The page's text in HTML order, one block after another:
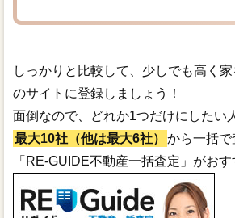
しっかりと比較して、少しでも高く
のサイトに登録しましょう！
面倒なので、どれか1つだけにしたい
最大10社（他は最大6社）
から一括で
「RE-GUIDE不動産一括査定」がおす